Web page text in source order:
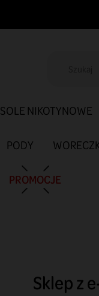
SOLE NIKOTYNOWE
PODY
PROMOCJE
Sklep z